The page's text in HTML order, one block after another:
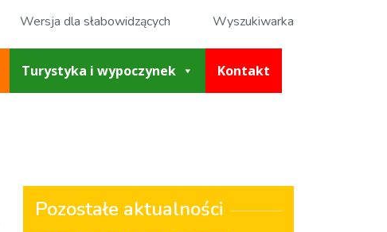
Wersja dla słabowidzących Wyszukiwarka
Turystyka i wypoczynek Kontakt
Pozostałe aktualności